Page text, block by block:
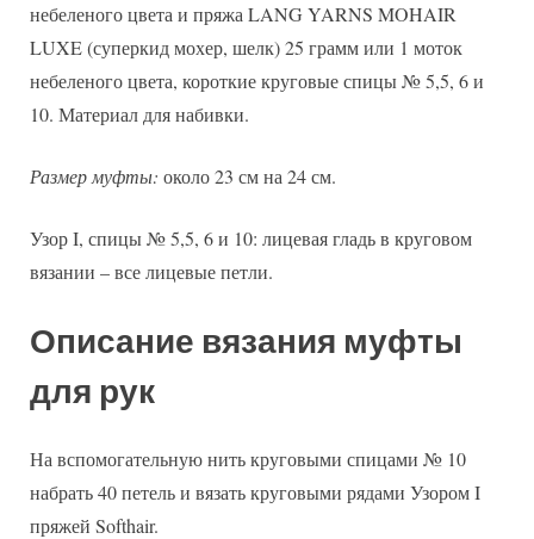
небеленого цвета и пряжа LANG YARNS MOHAIR
LUXE (суперкид мохер, шелк) 25 грамм или 1 моток
небеленого цвета, короткие круговые спицы № 5,5, 6 и
10. Материал для набивки.
Размер муфты: около 23 см на 24 см.
Узор I, спицы № 5,5, 6 и 10: лицевая гладь в круговом
вязании – все лицевые петли.
Описание вязания муфты
для рук
На вспомогательную нить круговыми спицами № 10
набрать 40 петель и вязать круговыми рядами Узором I
пряжей Softhair.